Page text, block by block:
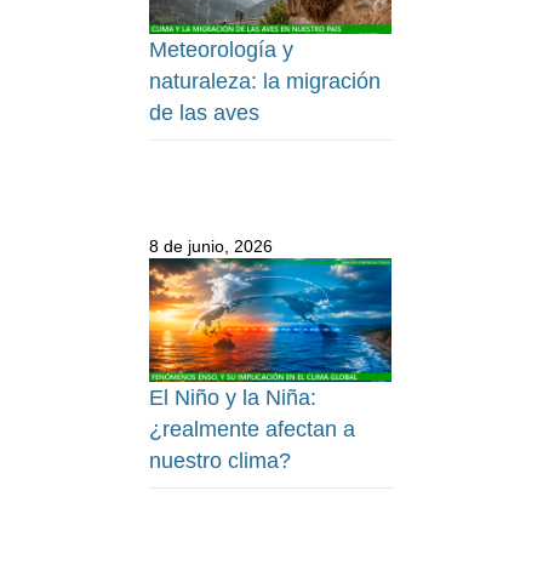
Meteorología y
naturaleza: la migración
de las aves
8 de junio, 2026
El Niño y la Niña:
¿realmente afectan a
nuestro clima?